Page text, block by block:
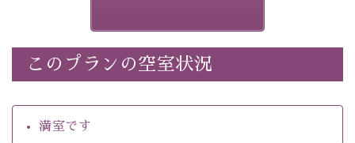
・朝夕個室料亭で個室食
・諏訪大社4社を巡る無料参拝バス（事前予約制）
・館内着をご用意
・環境に配慮したアメニティをご用意
・館内フリーWi-Fi
このプランの空室状況
満室です